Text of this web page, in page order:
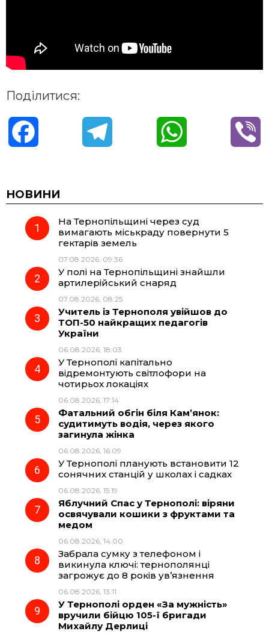
Поділитися:
c
e
o
o
e
r
a
t
p
НОВИНИ
На Тернопільщині через суд
вимагають міськраду повернути 5
гектарів земель
07.08.2026, 09:36
У полі на Тернопільщині знайшли
артилерійський снаряд
07.08.2026, 08:25
Учитель із Тернополя увійшов до
ТОП-50 найкращих педагогів
України
06.08.2026, 18:03
У Тернополі капітально
відремонтують світлофори на
чотирьох локаціях
06.08.2026, 17:14
Фатальний обгін біля Кам’янок:
судитимуть водія, через якого
загинула жінка
06.08.2026, 16:09
У Тернополі планують встановити 12
сонячних станцій у школах і садках
06.08.2026, 15:19
Яблучний Спас у Тернополі: віряни
освячували кошики з фруктами та
медом
06.08.2026, 14:00
Забрала сумку з телефоном і
викинула ключі: тернополянці
загрожує до 8 років ув’язнення
06.08.2026, 13:11
У Тернополі орден «За мужність»
вручили бійцю 105-ї бригади
Михайлу Дерлиці